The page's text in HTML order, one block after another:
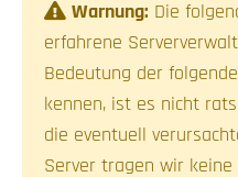
Warnung: Die
erfahrene
Bedeutung der
kennen, ist es nicht
die eventuell
Server tragen wir